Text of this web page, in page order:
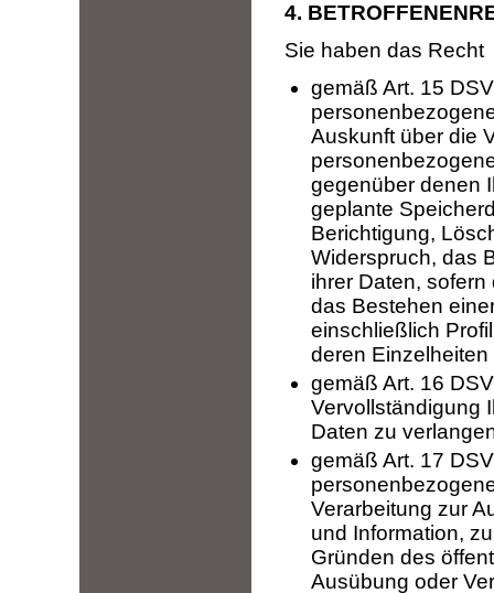
4.
Sie haben das Recht
gemäß Art. 15
Auskunft über die
gegenüber denen
geplante
Berichtigung,
Widerspruch, das
ihrer Daten,
das Bestehen
einschließlich
deren
gemäß Art. 16
Vervollständigung
Daten zu
gemäß Art. 17
Verarbeitung zur
und Information,
Gründen des
Ausübung oder